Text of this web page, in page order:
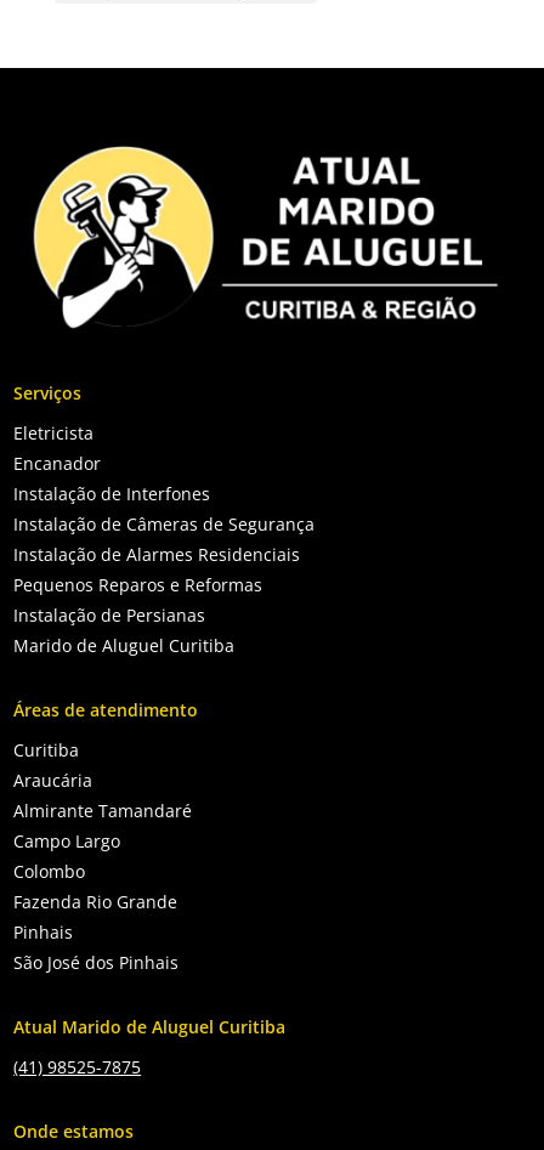
Serviços
Eletricista
Encanador
Instalação de Interfones
Instalação de Câmeras de Segurança
Instalação de Alarmes Residenciais
Pequenos Reparos e Reformas
Instalação de Persianas
Marido de Aluguel Curitiba
Áreas de atendimento
Curitiba
Araucária
Almirante Tamandaré
Campo Largo
Colombo
Fazenda Rio Grande
Pinhais
São José dos Pinhais
Atual Marido de Aluguel Curitiba
(41) 98525-7875
Onde estamos